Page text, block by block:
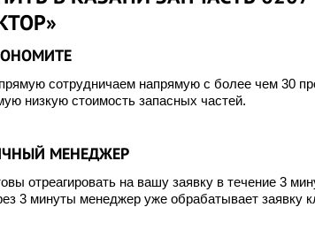
сотрудничаем напрямую с более чем 30
низкую стоимость запасных частей.
МЕНЕДЖЕР
отреагировать на вашу заявку в течение 3
3 минуты менеджер уже обрабатывает заявку